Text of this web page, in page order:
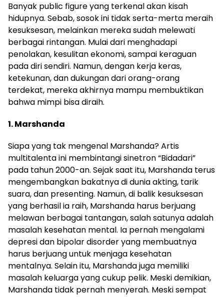
Banyak public figure yang terkenal akan kisah
hidupnya. Sebab, sosok ini tidak serta-merta meraih
kesuksesan, melainkan mereka sudah melewati
berbagai rintangan. Mulai dari menghadapi
penolakan, kesulitan ekonomi, sampai keraguan
pada diri sendiri. Namun, dengan kerja keras,
ketekunan, dan dukungan dari orang-orang
terdekat, mereka akhirnya mampu membuktikan
bahwa mimpi bisa diraih.
1. Marshanda
Siapa yang tak mengenal Marshanda? Artis
multitalenta ini membintangi sinetron “Bidadari”
pada tahun 2000-an. Sejak saat itu, Marshanda terus
mengembangkan bakatnya di dunia akting, tarik
suara, dan presenting. Namun, di balik kesuksesan
yang berhasil ia raih, Marshanda harus berjuang
melawan berbagai tantangan, salah satunya adalah
masalah kesehatan mental. Ia pernah mengalami
depresi dan bipolar disorder yang membuatnya
harus berjuang untuk menjaga kesehatan
mentalnya. Selain itu, Marshanda juga memiliki
masalah keluarga yang cukup pelik. Meski demikian,
Marshanda tidak pernah menyerah. Meski sempat